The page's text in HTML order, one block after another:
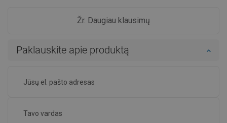
Žr. Daugiau klausimų
Paklauskite apie produktą